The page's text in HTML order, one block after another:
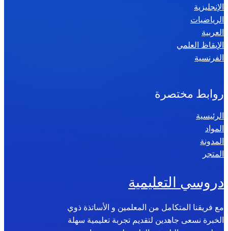
الإنجليزية
الرياضيات
العربية
الإيقاظ العلمي
الفرنسية
روابط مختصرة
الرئيسية
المواد
المدونة
المتجر
دروسي التعليمية
مع فريقنا المتكامل من المعلمين و الأساتذة ذوي
الخبرة نسعى جاهدين لتقديم تجربة تعليمية سهلة